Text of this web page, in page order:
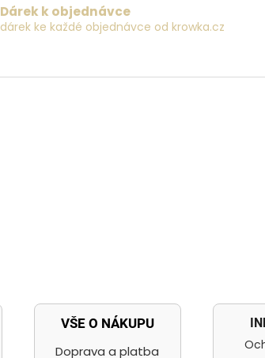
c
Dárek k objednávce
dárek ke každé objednávce od krowka.cz
VŠE O NÁKUPU
Doprava a platba